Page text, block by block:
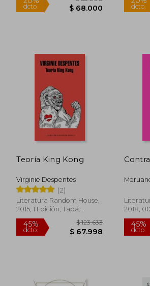
15%
dcto.
Teoría King Kong
Virginie Despentes
(2)
Literatura Random House,
2015, 1 Edición, Tapa
Blanda, Nuevo
2018,
Blanda,